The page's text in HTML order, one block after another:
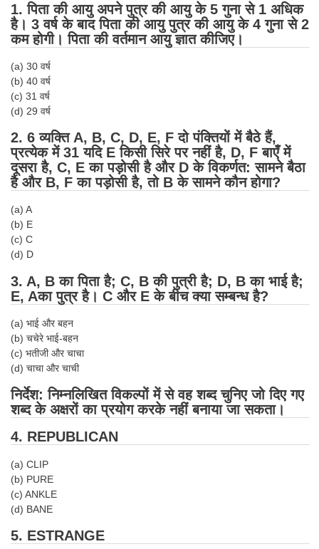
SSC CGL
Tier-1 PAPERS
Tier-1 Syllabus
Tier-1 Answer Keys
SSC CGL TIER-2
TIER-2 Papers
SSC CGL PAPERS
Study Kit for CGL Tier-1
CGL Trend Analysis
CGL Exam Downloads
SSC CGL Results
CHSL
CHSL Question Papers
CHSL Syllabus
CHSL Exam Resources
1. पिता की आयु अपने पुत्र की आयु के 5 गुना से 1 अधिक
है। 3 वर्ष के बाद पिता की आयु पुत्र की आयु के 4 गुना से 2
कम होगी। पिता की वर्तमान आयु ज्ञात कीजिए।
(a) 30 वर्ष
(b) 40 वर्ष
(c) 31 वर्ष
(d) 29 वर्ष
2. 6 व्यक्ति A, B, C, D, E, F दो पंक्तियों में बैठे हैं,
प्रत्येक में 31 यदि E किसी सिरे पर नहीं है, D, F बाएँ में
दूसरा है, C, E का पड़ोसी है और D के विकर्णत: सामने बैठा
है और B, F का पड़ोसी है, तो B के सामने कौन होगा?
(a) A
(b) E
(c) C
(d) D
3. A, B का पिता है; C, B की पुत्री है; D, B का भाई है;
E, Aका पुत्र है। C और E के बीच क्या सम्बन्ध है?
(a) भाई और बहन
(b) चचेरे भाई-बहन
(c) भतीजी और चाचा
(d) चाचा और चाची
निर्देश: निम्नलिखित विकल्पों में से वह शब्द चुनिए जो दिए गए
शब्द के अक्षरों का प्रयोग करके नहीं बनाया जा सकता।
4. REPUBLICAN
(a) CLIP
(b) PURE
(c) ANKLE
(d) BANE
5. ESTRANGE